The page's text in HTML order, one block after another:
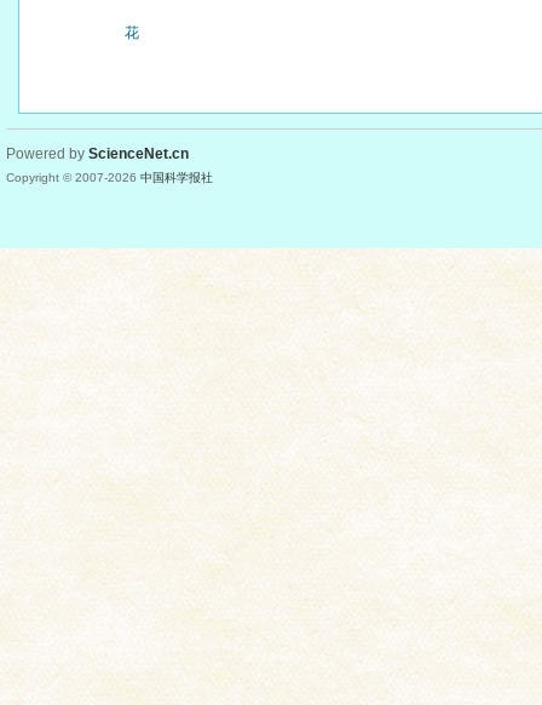
花
Powered by ScienceNet.cn
Copyright © 2007-2026 中国科学报社